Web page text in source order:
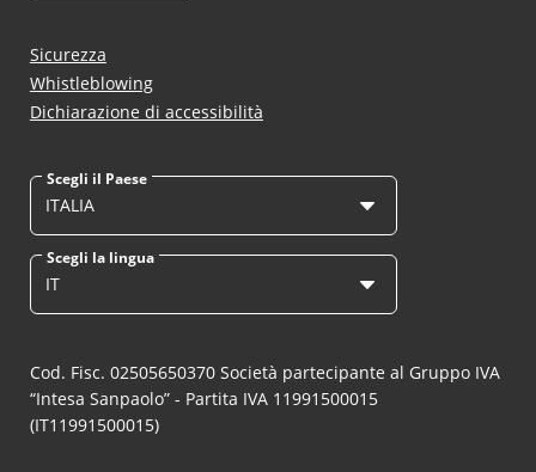
Sicurezza
Whistleblowing
Dichiarazione di accessibilità
Scegli il Paese
ITALIA
Scegli la lingua
IT
Cod. Fisc. 02505650370 Società partecipante al Gruppo IVA
“Intesa Sanpaolo” - Partita IVA 11991500015
(IT11991500015)